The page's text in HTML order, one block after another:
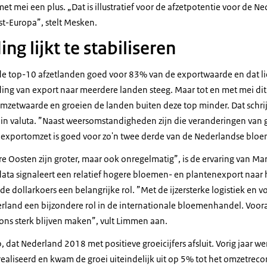
mei een plus. „Dat is illustratief voor de afzetpotentie voor de
Europa”, stelt Mesken.
lijkt te stabiliseren
top-10 afzetlanden goed voor 83% van de exportwaarde en dat
van export naar meerdere landen steeg. Maar tot en met mei
en groeien de landen buiten deze top minder. Dat
valuta. ”Naast weersomstandigheden zijn die veranderingen van
is goed voor zo'n twee derde van de Nederlandse
Oosten zijn groter, maar ook onregelmatig”, is de ervaring van
signaleert een relatief hogere bloemen- en plantenexport naar
dollarkoers een belangrijke rol. ”Met de ijzersterke logistiek en
een bijzondere rol in de internationale bloemenhandel.
sterk blijven maken”, vult Limmen aan.
dat Nederland 2018 met positieve groeicijfers afsluit. Vorig jaar
en kwam de groei uiteindelijk uit op 5% tot het